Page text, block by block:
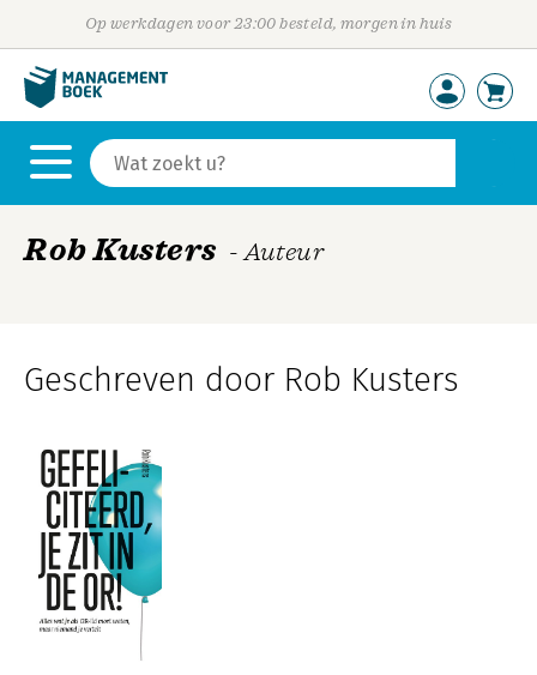
Op werkdagen voor 23:00 besteld, morgen in huis
Rob Kusters - Auteur
Geschreven door Rob Kusters